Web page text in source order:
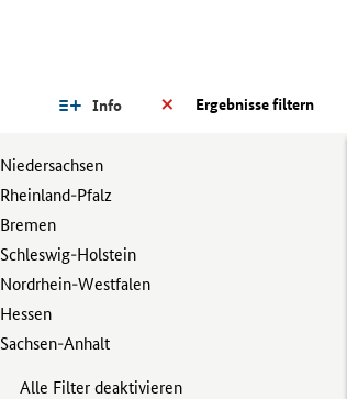
Ergebnisse filtern
Info
Niedersachsen
Rheinland-Pfalz
Bremen
Schleswig-Holstein
Nordrhein-Westfalen
Hessen
Sachsen-Anhalt
Alle Filter deaktivieren